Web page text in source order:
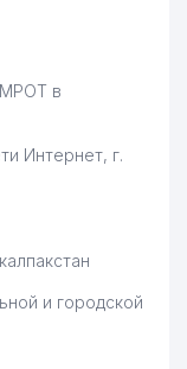
976 м
МРОТ в
Интернет, г.
и городской